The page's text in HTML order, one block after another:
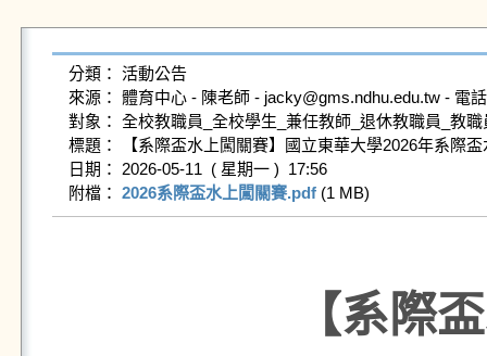
分類： 活動公告
來源： 體育中心 - 陳老師 - jacky@gms.ndhu.edu.tw - 電
對象： 全校教職員_全校學生_兼任教師_退休教職員_教職
標題： 【系際盃水上闖關賽】國立東華大學2026年系際
日期： 2026-05-11  ( 星期一 )  17:56
附檔： 2026系際盃水上闖關賽.pdf (1 MB)
【系際